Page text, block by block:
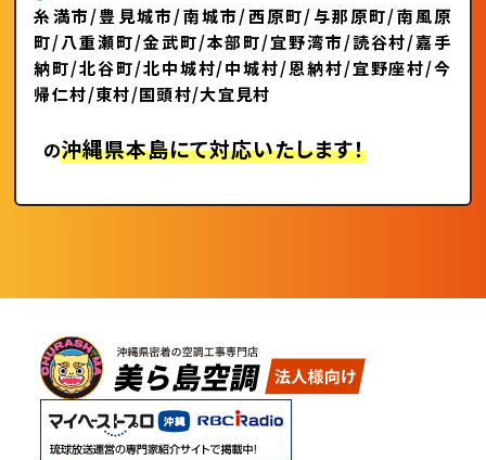
糸満市/豊見城市/南城市/西原町/与那原町/南風原
町/八重瀬町/金武町/本部町/宜野湾市/読谷村/嘉手
納町/北谷町/北中城村/中城村/恩納村/宜野座村/今
帰仁村/東村/国頭村/大宜見村
の沖縄県本島にて対応いたします！